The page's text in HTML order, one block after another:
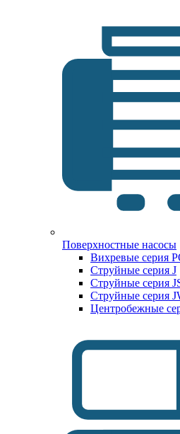
Поверхностные насосы
Вихревые серия
Струйные серия J
Струйные серия
Струйные серия
Центробежные